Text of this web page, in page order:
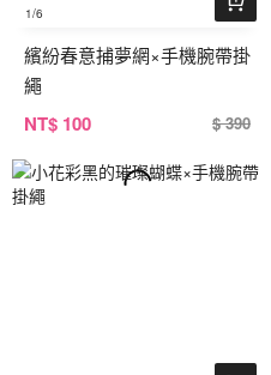
1/6
繽紛春意捕夢網×手機腕帶掛
繩
NT$ 100 $ 390